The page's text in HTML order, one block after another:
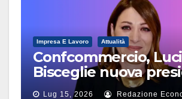
Impresa E Lavoro Attualità
Confcommercio,
Bisceglie nuova
Terziario Donna
Lug 15, 2026 Redazione